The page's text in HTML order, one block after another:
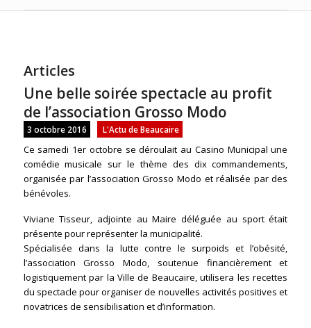
Articles
Une belle soirée spectacle au profit
de l’association Grosso Modo
3 octobre 2016 L'Actu de Beaucaire
Ce samedi 1er octobre se déroulait au Casino Municipal une
comédie musicale sur le thème des dix commandements,
organisée par l’association Grosso Modo et réalisée par des
bénévoles.
Viviane Tisseur, adjointe au Maire déléguée au sport était
présente pour représenter la municipalité.
Spécialisée dans la lutte contre le surpoids et l’obésité,
l’association Grosso Modo, soutenue financièrement et
logistiquement par la Ville de Beaucaire, utilisera les recettes
du spectacle pour organiser de nouvelles activités positives et
novatrices de sensibilisation et d’information.